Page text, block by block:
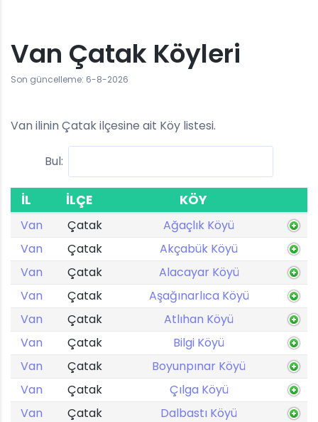
Van Çatak Köyleri
Son güncelleme: 6-8-2026
Van ilinin Çatak ilçesine ait Köy listesi.
Bul:
İL İLÇE KÖY
Van Çatak
Ağaçlık Köyü
Van
Çatak
Akçabük Köyü
Van
Çatak
Alacayar Köyü
Van
Çatak
Aşağınarlıca Köyü
Van
Çatak
Atlıhan Köyü
Van
Çatak
Bilgi Köyü
Van
Çatak
Boyunpınar Köyü
Van
Çatak
Çılga Köyü
Van
Çatak
Dalbastı Köyü